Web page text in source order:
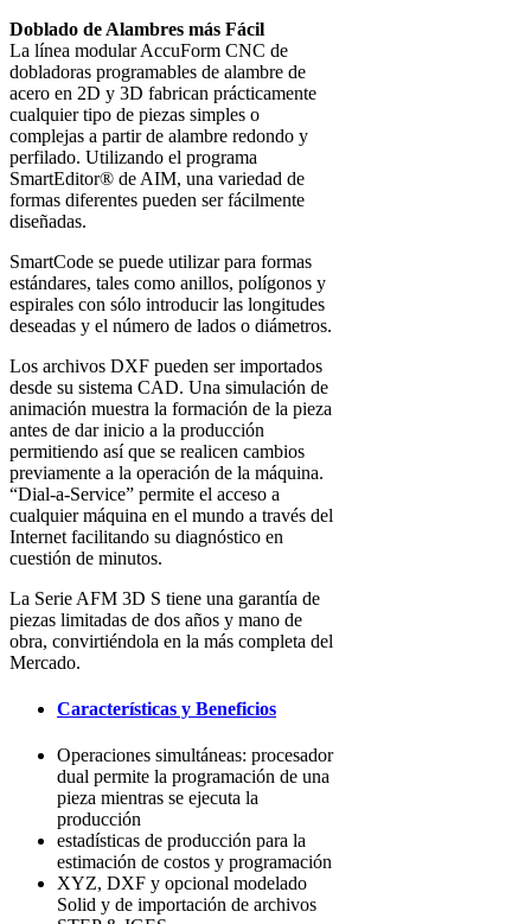
Doblado de Alambres más Fácil
La línea modular AccuForm CNC de
dobladoras programables de alambre de
acero en 2D y 3D fabrican prácticamente
cualquier tipo de piezas simples o
complejas a partir de alambre redondo y
perfilado. Utilizando el programa
SmartEditor® de AIM, una variedad de
formas diferentes pueden ser fácilmente
diseñadas.
SmartCode se puede utilizar para formas
estándares, tales como anillos, polígonos y
espirales con sólo introducir las longitudes
deseadas y el número de lados o diámetros.
Los archivos DXF pueden ser importados
desde su sistema CAD. Una simulación de
animación muestra la formación de la pieza
antes de dar inicio a la producción
permitiendo así que se realicen cambios
previamente a la operación de la máquina.
“Dial-a-Service” permite el acceso a
cualquier máquina en el mundo a través del
Internet facilitando su diagnóstico en
cuestión de minutos.
La Serie AFM 3D S tiene una garantía de
piezas limitadas de dos años y mano de
obra, convirtiéndola en la más completa del
Mercado.
Características y Beneficios
Operaciones simultáneas: procesador
dual permite la programación de una
pieza mientras se ejecuta la
producción
estadísticas de producción para la
estimación de costos y programación
XYZ, DXF y opcional modelado
Solid y de importación de archivos